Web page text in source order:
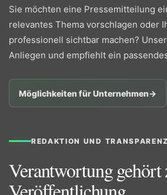
Sie möchten eine Pressemitteilung
relevantes Thema vorschlagen oder
professionell sichtbar machen?
Anliegen und empfiehlt ein
Möglichkeiten für Unternehmen→
REDAKTION UND TRANSPARENZ
Verantwortung gehört